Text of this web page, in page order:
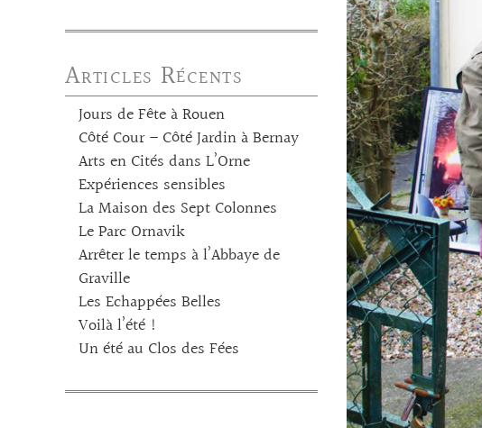
Articles Récents
Jours de Fête à Rouen
Côté Cour – Côté Jardin à Bernay
Arts en Cités dans L’Orne
Expériences sensibles
La Maison des Sept Colonnes
Le Parc Ornavik
Arrêter le temps à l’Abbaye de
Graville
Les Echappées Belles
Voilà l’été !
Un été au Clos des Fées